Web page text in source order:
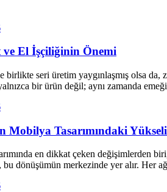
El İşçiliğinin Önemi
birlikte seri üretim yaygınlaşmış olsa
bir ürün değil; aynı zamanda
Mobilya Tasarımındaki
en dikkat çeken değişimlerden
bu dönüşümün merkezinde yer alır. Her